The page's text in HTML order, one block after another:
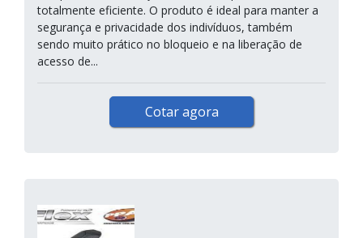
totalmente eficiente. O produto é ideal para manter a
segurança e privacidade dos indivíduos, também
sendo muito prático no bloqueio e na liberação de
acesso de...
Cotar agora